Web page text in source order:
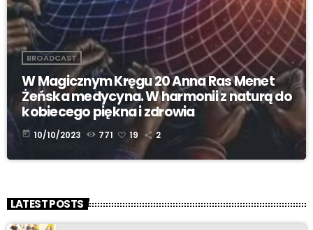
BROADCAST
W Magicznym Kręgu 20 Anna Ras Menet
Żeńska medycyna. W harmonii z naturą do
kobiecego piękna i zdrowia
today 10/10/2023 771 19 2
LATEST POSTS